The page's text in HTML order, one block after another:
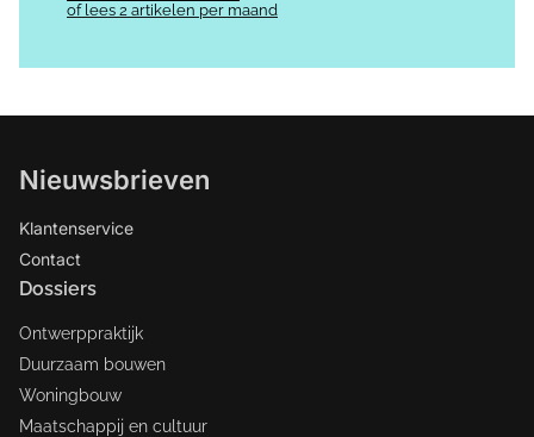
of lees 2 artikelen per maand
Nieuwsbrieven
Klantenservice
Contact
Dossiers
Ontwerppraktijk
Duurzaam bouwen
Woningbouw
Maatschappij en cultuur